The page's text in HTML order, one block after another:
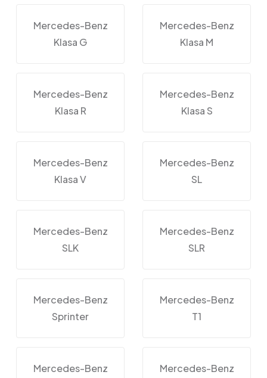
Mercedes-Benz
Klasa G
Mercedes-Benz
Klasa M
Mercedes-Benz
Klasa R
Mercedes-Benz
Klasa S
Mercedes-Benz
Klasa V
Mercedes-Benz
SL
Mercedes-Benz
SLK
Mercedes-Benz
SLR
Mercedes-Benz
Sprinter
Mercedes-Benz
T1
Mercedes-Benz
Mercedes-Benz